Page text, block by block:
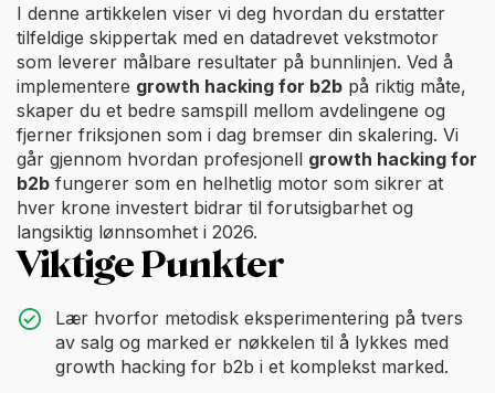
I denne artikkelen viser vi deg hvordan du erstatter
tilfeldige skippertak med en datadrevet vekstmotor
som leverer målbare resultater på bunnlinjen. Ved å
implementere growth hacking for b2b på riktig måte,
skaper du et bedre samspill mellom avdelingene og
fjerner friksjonen som i dag bremser din skalering. Vi
går gjennom hvordan profesjonell growth hacking for
b2b fungerer som en helhetlig motor som sikrer at
hver krone investert bidrar til forutsigbarhet og
langsiktig lønnsomhet i 2026.
Viktige Punkter
Lær hvorfor metodisk eksperimentering på tvers
av salg og marked er nøkkelen til å lykkes med
growth hacking for b2b i et komplekst marked.